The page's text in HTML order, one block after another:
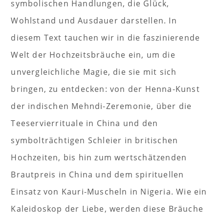
symbolischen Handlungen, die Glück,
Wohlstand und Ausdauer darstellen. In
diesem Text tauchen wir in die faszinierende
Welt der Hochzeitsbräuche ein, um die
unvergleichliche Magie, die sie mit sich
bringen, zu entdecken: von der Henna-Kunst
der indischen Mehndi-Zeremonie, über die
Teeservierrituale in China und den
symbolträchtigen Schleier in britischen
Hochzeiten, bis hin zum wertschätzenden
Brautpreis in China und dem spirituellen
Einsatz von Kauri-Muscheln in Nigeria. Wie ein
Kaleidoskop der Liebe, werden diese Bräuche